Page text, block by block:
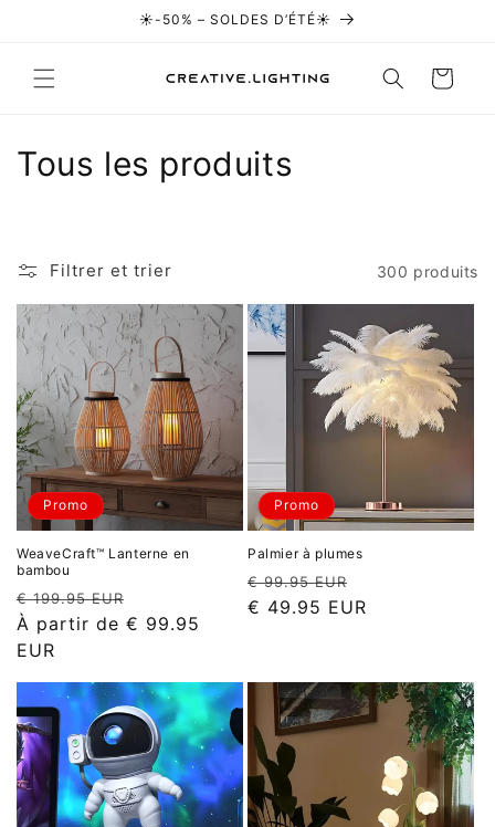
☀️-50% – SOLDES D’ÉTÉ☀️
Panier
C
e
c
t
i
o
n
:
Tous les produits
Filtrer et trier 300 produits
Promo
WeaveCraft™ Lanterne en
bambou
Prix
habituel
€ 199.95 EUR
promotionnel
À partir de € 99.95
EUR
Promo
Palmier à plumes
Prix
habituel
€ 99.95 EUR
promotionnel
€ 49.95 EUR